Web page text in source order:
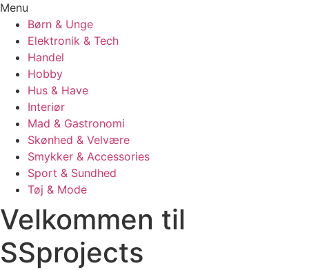
Menu
Børn & Unge
Elektronik & Tech
Handel
Hobby
Hus & Have
Interiør
Mad & Gastronomi
Skønhed & Velvære
Smykker & Accessories
Sport & Sundhed
Tøj & Mode
Velkommen til
SSprojects